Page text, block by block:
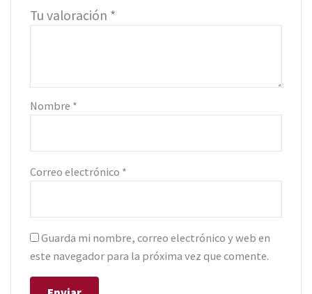
Tu valoración *
Nombre *
Correo electrónico *
Guarda mi nombre, correo electrónico y web en
este navegador para la próxima vez que comente.